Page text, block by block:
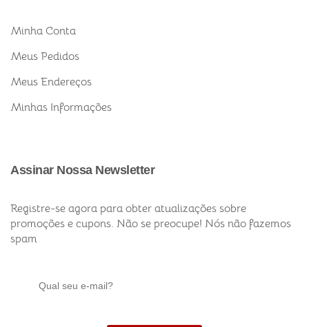
Minha Conta
Meus Pedidos
Meus Endereços
Minhas Informações
Assinar Nossa Newsletter
Registre-se agora para obter atualizações sobre
promoções e cupons. Não se preocupe! Nós não fazemos
spam